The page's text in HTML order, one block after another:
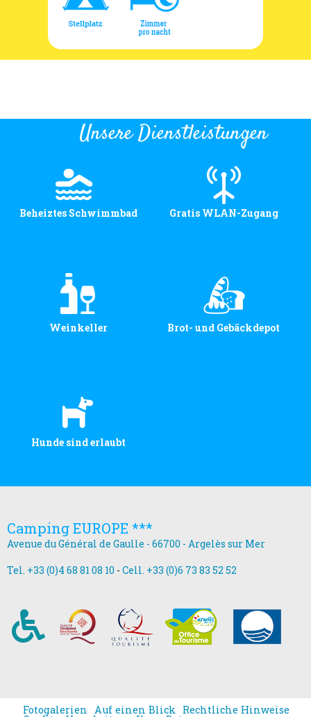
Unsere Dienstleistungen
Beheiztes Schwimmbad Gratis WLAN-Zugang
Weinkeller Brot- und Gebäckdepot
Hunde sind erlaubt
Camping EUROPE ***
Avenue du Général de Gaulle - 66700 - Argelès sur Mer
Tel. +33 (0)4 68 81 08 10 - Cell. +33 (0)6 73 83 52 52
Fotogalerien Auf einen Blick Rechtliche Hinweise